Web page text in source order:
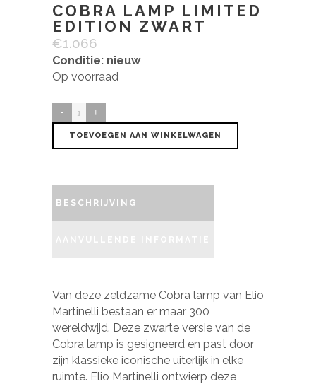
COBRA LAMP LIMITED
EDITION ZWART
€1.066
Conditie: nieuw
Op voorraad
Cobra
lamp
limited
quantity
TOEVOEGEN AAN WINKELWAGEN
BESCHRIJVING
Van deze zeldzame Cobra lamp van Elio
Martinelli bestaan er maar 300
wereldwijd. Deze zwarte versie van de
Cobra lamp is gesigneerd en past door
zijn klassieke iconische uiterlijk in elke
ruimte. Elio Martinelli ontwierp deze